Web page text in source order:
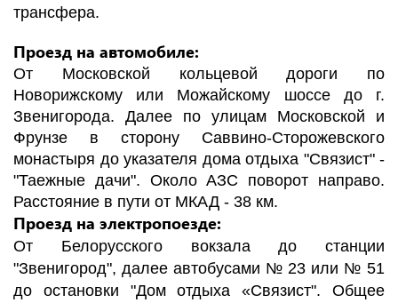
трансфера.
Проезд на автомобиле:
От Московской кольцевой дороги по
Новорижскому или Можайскому шоссе до г.
Звенигорода. Далее по улицам Московской и
Фрунзе в сторону Саввино-Сторожевского
монастыря до указателя дома отдыха "Связист" -
"Таежные дачи". Около АЗС поворот направо.
Расстояние в пути от МКАД - 38 км.
Проезд на электропоезде:
От Белорусского вокзала до станции
"Звенигород", далее автобусами № 23 или № 51
до остановки "Дом отдыха «Связист". Общее